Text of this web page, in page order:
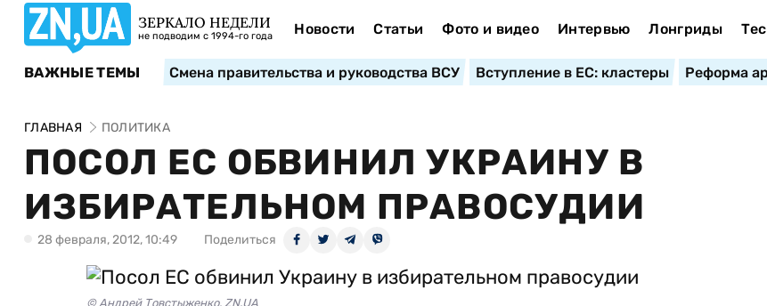
ЗЕРКАЛО НЕДЕЛИ
не подводим с 1994-го года Новости Статьи Фото и видео Интервью Лонгриды
ВАЖНЫЕ ТЕМЫ Смена правительства и руководства ВСУ Вступление в ЕС: кластеры Реформа
ГЛАВНАЯ ПОЛИТИКА
ПОСОЛ ЕС ОБВИНИЛ УКРАИНУ В
ИЗБИРАТЕЛЬНОМ ПРАВОСУДИИ
28 февраля, 2012, 10:49 Поделиться
© Андрей Товстыженко, ZN.UA